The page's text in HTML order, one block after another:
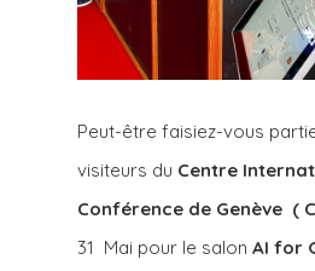
Peut-être faisiez-vous
visiteurs du Centre
Conférence de Genève (
31 Mai pour le salon AI for